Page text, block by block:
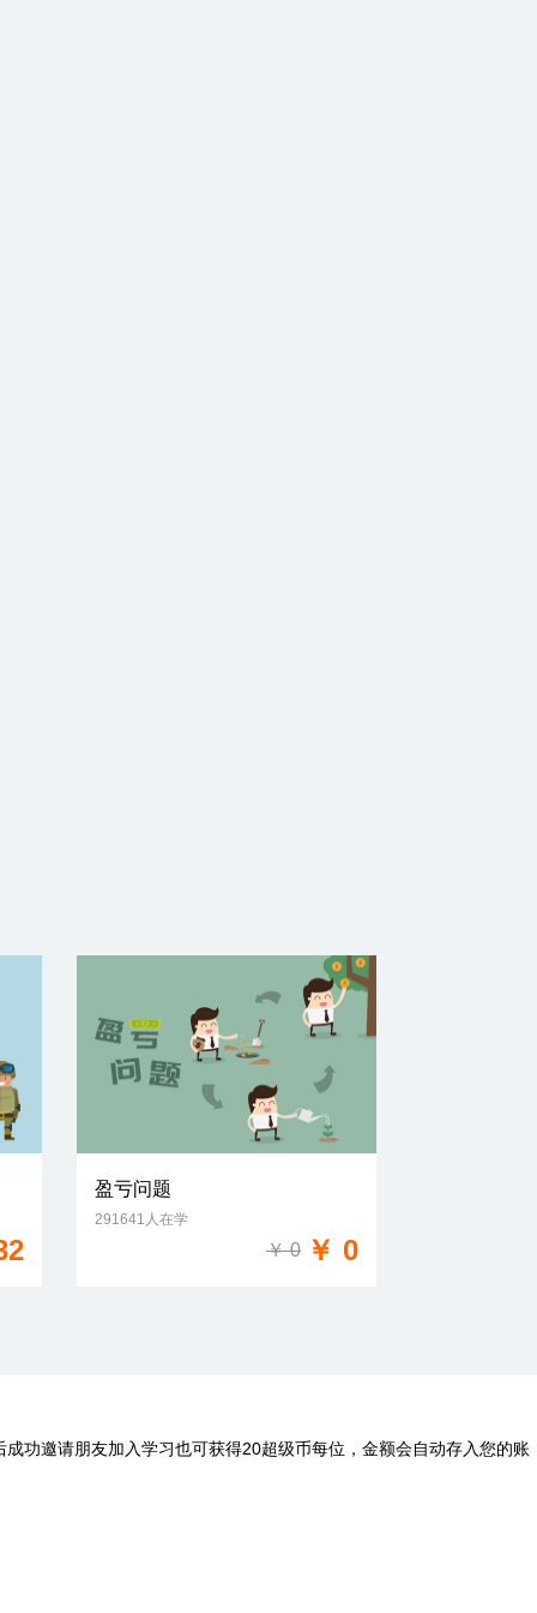
盈亏问题
291641人在学
￥ 0 ￥ 0
功邀请朋友加入学习也可获得20超级币每位，金额会自动存入您的账